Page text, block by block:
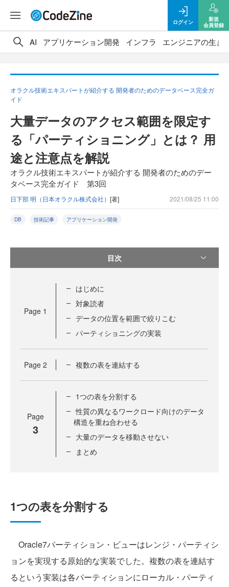
ログイン
新規
会員登録
AI アプリケーション開発 インフラ エンジニアの生き
オラクル技術エキスパートが紹介する 開発者のためのデータベース完全ガ
イド
大量データのアクセス範囲を限定す
る「パーティショニング」とは？ 用
途と注意点を解説
オラクル技術エキスパートが紹介する 開発者のためのデー
タベース完全ガイド 第3回
日下部 明（日本オラクル株式会社） [著] 2021/08/25 11:00
DB 技術記事 アプリケーション開発
目次
Page 1
はじめに
対象読者
データの位置を範囲で絞りこむ
パーティショニングの実装
Page 2 複数の表を連結する
Page
3
1つの表を分割する
性質の異なるワークロード向けのデータ
構造を重ね合わせる
大量のデータを移動させない
まとめ
1つの表を分割する
Oracle7パーティション・ビューはレンジ・パーティシ
ョンを実現する原始的な実装でした。複数の表を連結す
るという実装は各パーティションにローカル・パーティ